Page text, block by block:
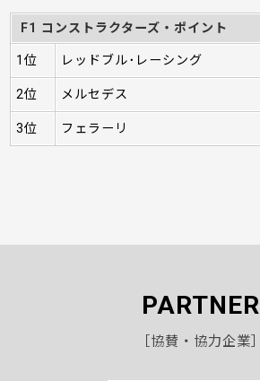
F1 コンストラクターズ・ポイント
1位 レッドブル･レーシング
2位 メルセデス
3位 フェラーリ
PARTNER
［協賛・協力企業］